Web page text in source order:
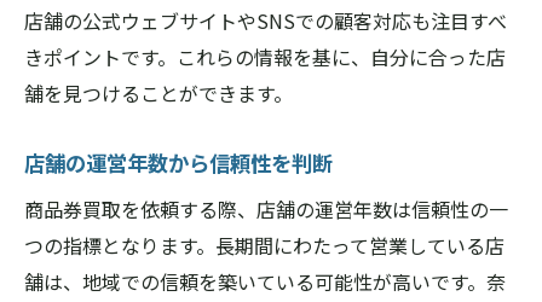
店舗の公式ウェブサイトやSNSでの顧客対応も注目すべ
きポイントです。これらの情報を基に、自分に合った店
舗を見つけることができます。
店舗の運営年数から信頼性を判断
商品券買取を依頼する際、店舗の運営年数は信頼性の一
つの指標となります。長期間にわたって営業している店
舗は、地域での信頼を築いている可能性が高いです。奈